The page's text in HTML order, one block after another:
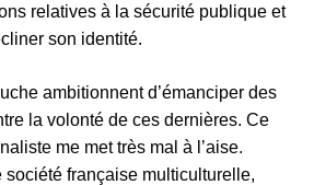
relatives à la sécurité publique et
son identité.
ambitionnent d’émanciper des
la volonté de ces dernières. Ce
me met très mal à l’aise.
société française multiculturelle,